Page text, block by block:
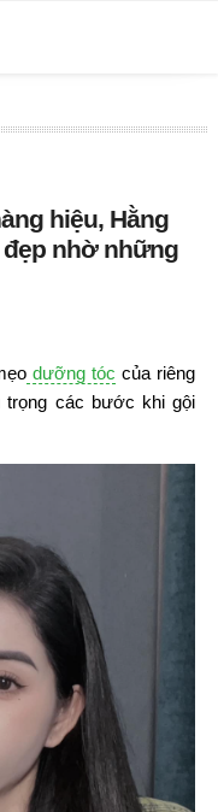
hiệu, Hằng
nhờ những
dưỡng tóc của riêng
trọng các bước khi gội